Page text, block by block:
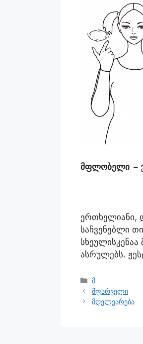
მფლობელი –
ერთხელიანი,
საჩვენებლი
ასრულებს.
მ
მფარველი
მღელვარება